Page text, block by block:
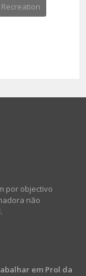
Recreation
por objectivo
não
em Prol da